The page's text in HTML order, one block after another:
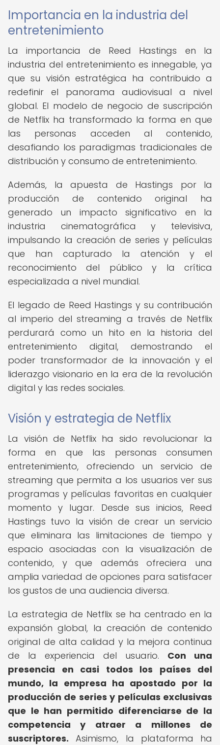
Importancia en la industria del
entretenimiento
La importancia de Reed Hastings en la
industria del entretenimiento es innegable, ya
que su visión estratégica ha contribuido a
redefinir el panorama audiovisual a nivel
global. El modelo de negocio de suscripción
de Netflix ha transformado la forma en que
las personas acceden al contenido,
desafiando los paradigmas tradicionales de
distribución y consumo de entretenimiento.
Además, la apuesta de Hastings por la
producción de contenido original ha
generado un impacto significativo en la
industria cinematográfica y televisiva,
impulsando la creación de series y películas
que han capturado la atención y el
reconocimiento del público y la crítica
especializada a nivel mundial.
El legado de Reed Hastings y su contribución
al imperio del streaming a través de Netflix
perdurará como un hito en la historia del
entretenimiento digital, demostrando el
poder transformador de la innovación y el
liderazgo visionario en la era de la revolución
digital y las redes sociales.
Visión y estrategia de Netflix
La visión de Netflix ha sido revolucionar la
forma en que las personas consumen
entretenimiento, ofreciendo un servicio de
streaming que permita a los usuarios ver sus
programas y películas favoritas en cualquier
momento y lugar. Desde sus inicios, Reed
Hastings tuvo la visión de crear un servicio
que eliminara las limitaciones de tiempo y
espacio asociadas con la visualización de
contenido, y que además ofreciera una
amplia variedad de opciones para satisfacer
los gustos de una audiencia diversa.
La estrategia de Netflix se ha centrado en la
expansión global, la creación de contenido
original de alta calidad y la mejora continua
de la experiencia del usuario. Con una
presencia en casi todos los países del
mundo, la empresa ha apostado por la
producción de series y películas exclusivas
que le han permitido diferenciarse de la
competencia y atraer a millones de
suscriptores. Asimismo, la plataforma ha